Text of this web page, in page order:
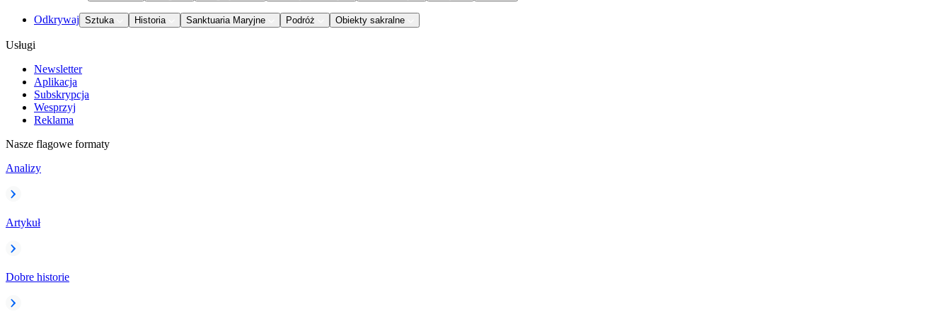
Odkrywaj Sztuka Historia Sanktuaria Maryjne Podróż Obiekty sakralne
Usługi
Newsletter
Aplikacja
Subskrypcja
Wesprzyj
Reklama
Nasze flagowe formaty
Analizy
Artykuł
Dobre historie